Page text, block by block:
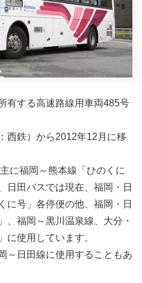
有する高速路線用車両485号
西鉄）から2012年12月に移
に福岡～熊本線「ひのくに
日田バスでは現在、福岡・日
に号」各停便の他、福岡・日
、福岡～黒川温泉線、大分・
に使用しています。
～日田線に使用することもあ